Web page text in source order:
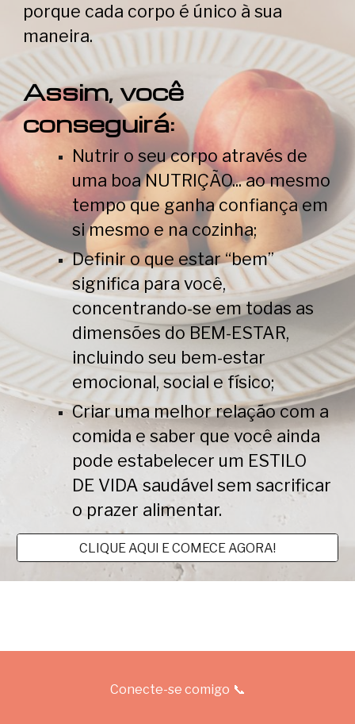
porque cada corpo é único à sua
maneira.
Assim, você
conseguirá:
Nutrir o seu corpo através de
uma boa NUTRIÇÃO... ao mesmo
tempo que ganha confiança em
si mesmo e na cozinha;
Definir o que estar “bem”
significa para você,
concentrando-se em todas as
dimensões do BEM-ESTAR,
incluindo seu bem-estar
emocional, social e físico;
Criar uma melhor relação com a
comida e saber que você ainda
pode estabelecer um ESTILO
DE VIDA saudável sem sacrificar
o prazer alimentar.
CLIQUE AQUI E COMECE AGORA!
Conecte-se comigo 📞